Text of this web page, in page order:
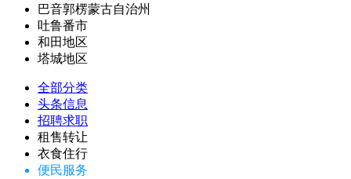
巴音郭楞蒙古自治州
吐鲁番市
和田地区
塔城地区
全部分类
头条信息
招聘求职
租售转让
衣食住行
便民服务